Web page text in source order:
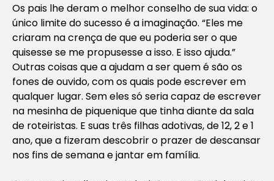
Os pais lhe deram o melhor conselho de sua vida: o
único limite do sucesso é a imaginação. “Eles me
criaram na crença de que eu poderia ser o que
quisesse se me propusesse a isso. E isso ajuda.”
Outras coisas que a ajudam a ser quem é são os
fones de ouvido, com os quais pode escrever em
qualquer lugar. Sem eles só seria capaz de escrever
na mesinha de piquenique que tinha diante da sala
de roteiristas. E suas três filhas adotivas, de 12, 2 e 1
ano, que a fizeram descobrir o prazer de descansar
nos fins de semana e jantar em família.